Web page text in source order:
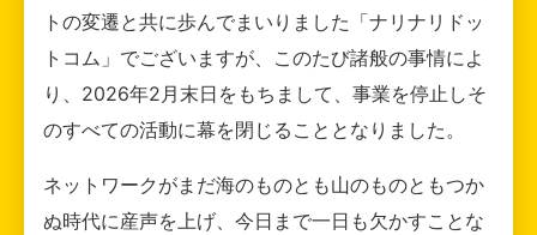
トの変遷と共に歩んでまいりました「ナリナリドッ
トコム」でございますが、このたび諸般の事情によ
り、2026年2月末日をもちまして、事業を停止しそ
のすべての活動に幕を閉じることとなりました。
ネットワークがまだ海のものとも山のものともつか
ぬ時代に産声を上げ、今日まで一日も欠かすことな